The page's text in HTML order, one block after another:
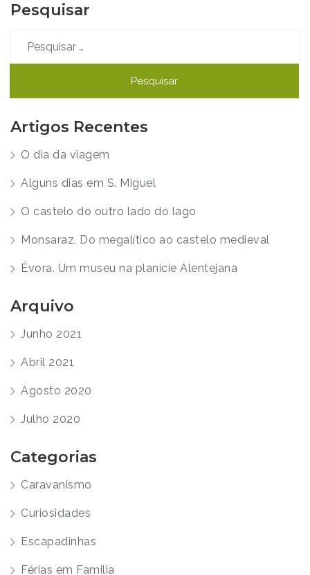
Pesquisar
Artigos Recentes
O dia da viagem
Alguns dias em S. Miguel
O castelo do outro lado do lago
Monsaraz. Do megalítico ao castelo medieval
Évora. Um museu na planície Alentejana
Arquivo
Junho 2021
Abril 2021
Agosto 2020
Julho 2020
Categorias
Caravanismo
Curiosidades
Escapadinhas
Férias em Familia